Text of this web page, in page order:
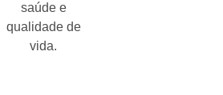
saúde e
qualidade de
vida.